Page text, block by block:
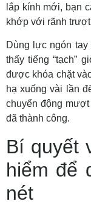
lắp kính mới, bạn
khớp với rãnh
Dùng lực ngón
thấy tiếng “tạch”
được khóa chặt
hạ xuống vài lần
chuyển động
đã thành công.
Bí quyết
hiểm để
nét